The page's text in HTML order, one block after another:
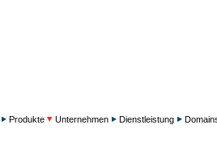
Produkte Unternehmen Dienstleistung